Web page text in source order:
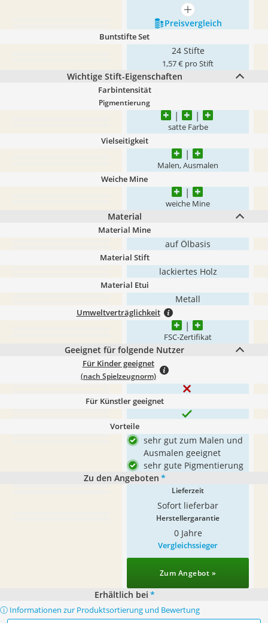
mehr anzeigen
Preis­vergleich
Buntstifte Set
24 Stifte
1,57 € pro Stift
Wichtige Stift-Eigenschaften
Farbintensität
Pigmentierung
satte Farbe
Vielseitigkeit
Malen, Ausmalen
Weiche Mine
weiche Mine
Material
Material Mine
auf Ölbasis
Material Stift
lackiertes Holz
Material Etui
Metall
Umweltverträglichkeit
FSC-Zertifikat
Geeignet für folgende Nutzer
Für Kinder geeignet
(nach Spielzeugnorm)
Für Künstler geeignet
Vorteile
sehr gut zum Malen und
Ausmalen geeignet
sehr gute Pigmentierung
Zu den Angeboten *
Lieferzeit
Sofort lieferbar
Herstellergarantie
0 Jahre
Vergleichssieger
Zum Angebot »
Erhältlich bei *
ⓘ Informationen zur Produktsortierung und Bewertung